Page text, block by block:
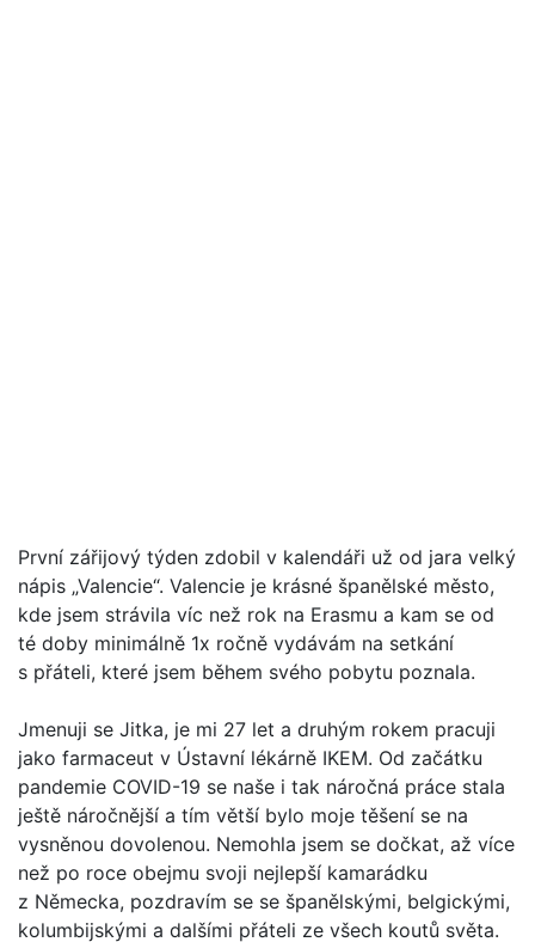
První zářijový týden zdobil v kalendáři už od jara velký
nápis „Valencie“. Valencie je krásné španělské město,
kde jsem strávila víc než rok na Erasmu a kam se od
té doby minimálně 1x ročně vydávám na setkání
s přáteli, které jsem během svého pobytu poznala.
Jmenuji se Jitka, je mi 27 let a druhým rokem pracuji
jako farmaceut v Ústavní lékárně IKEM. Od začátku
pandemie COVID-19 se naše i tak náročná práce stala
ještě náročnější a tím větší bylo moje těšení se na
vysněnou dovolenou. Nemohla jsem se dočkat, až více
než po roce obejmu svoji nejlepší kamarádku
z Německa, pozdravím se se španělskými, belgickými,
kolumbijskými a dalšími přáteli ze všech koutů světa.